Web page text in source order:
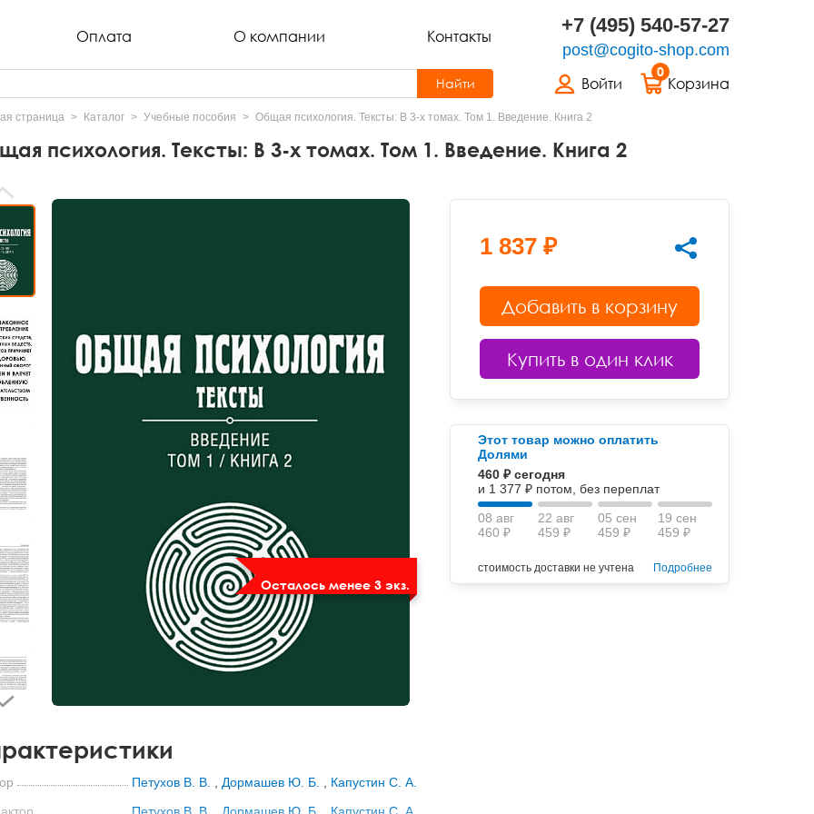
Оплата О компании Контакты +7 (495) 540-57-27
post@cogito-shop.com
Войти
0
Корзина
Найти
страница Каталог Учебные пособия Общая психология. Тексты: В 3-х томах. Том 1. Введение. Книга 2
психология. Тексты: В 3-х томах. Том 1. Введение. Книга 2
Осталось менее 3 экз.
1 837 ₽
Добавить в корзину
Купить в один клик
Этот товар можно оплатить
Долями
460 ₽ сегодня
и 1 377 ₽ потом, без переплат
08 авг
460 ₽
22 авг
459 ₽
05 сен
459 ₽
19 сен
459 ₽
стоимость доставки не учтена Подробнее
Петухов В. В. Дормашев Ю. Б.
Капустин С. А.